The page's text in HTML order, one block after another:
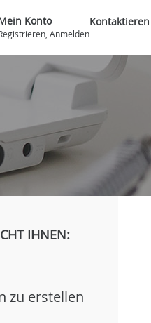
Konto
Anmelden
IHNEN:
zu erstellen